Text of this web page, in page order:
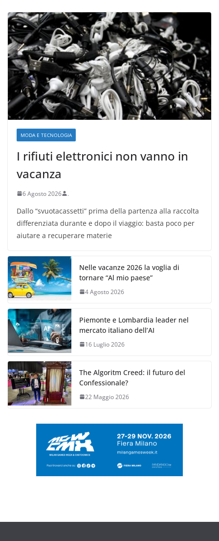
MODA E TECNOLOGIA
I rifiuti elettronici non vanno in
vacanza
6 Agosto 2026 .
Dallo “svuotacassetti” prima della partenza alla raccolta
differenziata durante e dopo il viaggio: basta poco per
aiutare a recuperare materie
Nelle vacanze 2026 la voglia di
tornare “Al mio paese”
4 Agosto 2026
Piemonte e Lombardia leader nel
mercato italiano dell’AI
16 Luglio 2026
The Algoritm Creed: il futuro del
Confessionale?
22 Maggio 2026